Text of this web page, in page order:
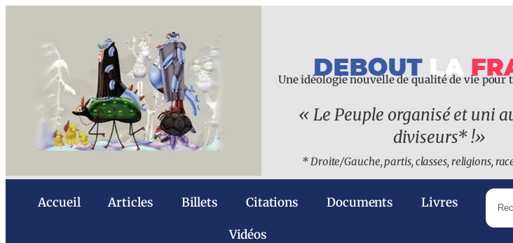
Une idéologie nouvelle de qualité de vie
« Le Peuple organisé et uni
diviseurs* !»
* Droite/Gauche, partis, classes, religions,
Accueil Articles Billets Citations Documents Livres
Vidéos